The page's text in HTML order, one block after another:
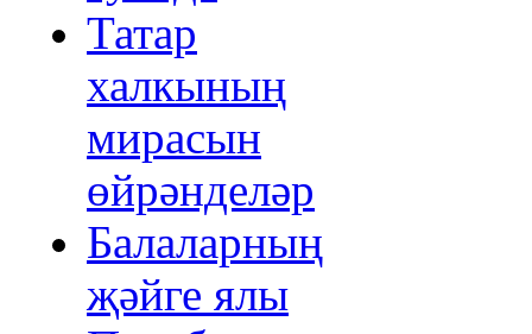
Татар
халкының
мирасын
өйрәнделәр
Балаларның
җәйге ялы